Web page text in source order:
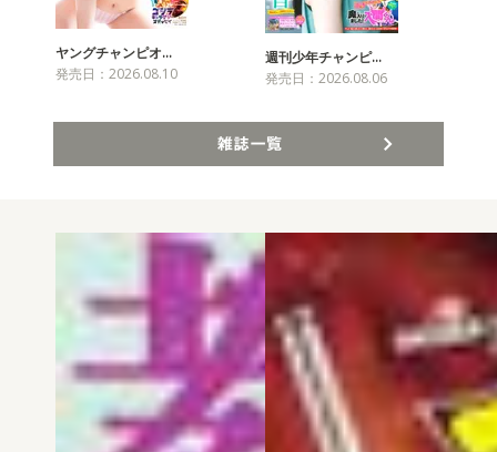
ヤングチャンピオ…
発売日：2026.08.10
週刊少年チャンピ…
発売日：2026.08.06